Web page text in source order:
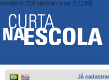
versão 0.700 session size: 0,11KB
Já